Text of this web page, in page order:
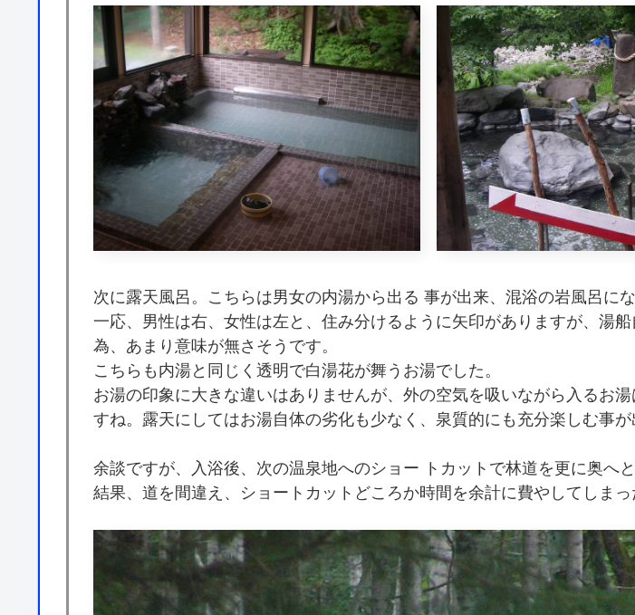
次に露天風呂。こちらは男女の内湯から出る 事が出来、混浴の岩風呂にな
一応、男性は右、女性は左と、住み分けるように矢印がありますが、湯
為、あまり意味が無さそうです。
こちらも内湯と同じく透明で白湯花が舞うお湯でした。
お湯の印象に大きな違いはありませんが、外の空気を吸いながら入るお
すね。露天にしてはお湯自体の劣化も少なく、泉質的にも充分楽しむ事が
余談ですが、入浴後、次の温泉地へのショー トカットで林道を更に奥へと
結果、道を間違え、ショートカットどころか時間を余計に費やしてしまっ